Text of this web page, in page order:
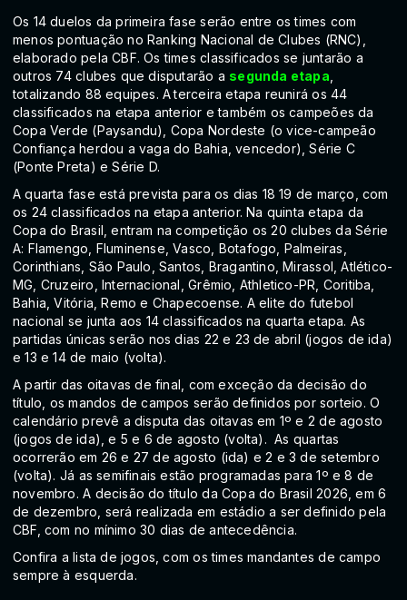
Os 14 duelos da primeira fase serão entre os times com
menos pontuação no Ranking Nacional de Clubes (RNC),
elaborado pela CBF. Os times classificados se juntarão a
outros 74 clubes que disputarão a segunda etapa,
totalizando 88 equipes. A terceira etapa reunirá os 44
classificados na etapa anterior e também os campeões da
Copa Verde (Paysandu), Copa Nordeste (o vice-campeão
Confiança herdou a vaga do Bahia, vencedor), Série C
(Ponte Preta) e Série D.
A quarta fase está prevista para os dias 18 19 de março, com
os 24 classificados na etapa anterior. Na quinta etapa da
Copa do Brasil, entram na competição os 20 clubes da Série
A: Flamengo, Fluminense, Vasco, Botafogo, Palmeiras,
Corinthians, São Paulo, Santos, Bragantino, Mirassol, Atlético-
MG, Cruzeiro, Internacional, Grêmio, Athletico-PR, Coritiba,
Bahia, Vitória, Remo e Chapecoense. A elite do futebol
nacional se junta aos 14 classificados na quarta etapa. As
partidas únicas serão nos dias 22 e 23 de abril (jogos de ida)
e 13 e 14 de maio (volta).
A partir das oitavas de final, com exceção da decisão do
título, os mandos de campos serão definidos por sorteio. O
calendário prevê a disputa das oitavas em 1º e 2 de agosto
(jogos de ida), e 5 e 6 de agosto (volta). As quartas
ocorrerão em 26 e 27 de agosto (ida) e 2 e 3 de setembro
(volta). Já as semifinais estão programadas para 1º e 8 de
novembro. A decisão do título da Copa do Brasil 2026, em 6
de dezembro, será realizada em estádio a ser definido pela
CBF, com no mínimo 30 dias de antecedência.
Confira a lista de jogos, com os times mandantes de campo
sempre à esquerda.